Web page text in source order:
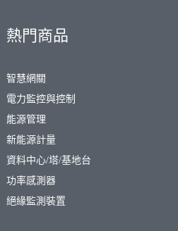
熱門商品
智慧網關
電力監控與控制
能源管理
新能源計量
資料中心/塔/基地台
功率感測器
絕緣監測裝置